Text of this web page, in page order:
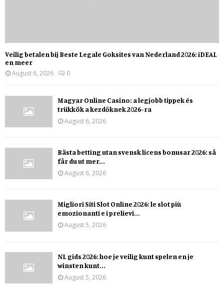
Veilig betalen bij Beste Legale Goksites van Nederland 2026: iDEAL
en meer
August 6, 2026
0
Magyar Online Casino: a legjobb tippek és
trükkök a kezdőknek 2026-ra
August 6, 2026
Bästa betting utan svensk licens bonusar 2026: så
får du ut mer...
August 6, 2026
Migliori Siti Slot Online 2026: le slot più
emozionanti e i prelievi...
August 5, 2026
NL gids 2026: hoe je veilig kunt spelen en je
winsten kunt...
August 5, 2026